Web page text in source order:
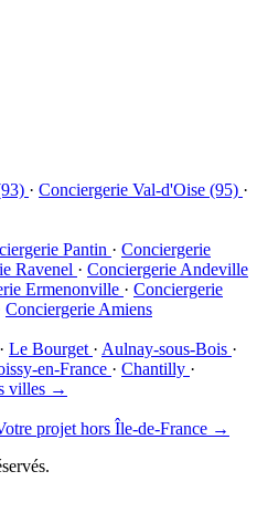
· Conciergerie Val-d'Oise (95) ·
Pantin · Conciergerie
Ravenel · Conciergerie Andeville
Ermenonville · Conciergerie
Conciergerie Amiens
· Le Bourget · Aulnay-sous-Bois ·
en-France · Chantilly ·
villes →
projet hors Île-de-France →